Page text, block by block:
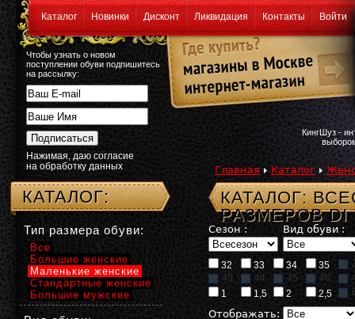
Каталог Новинки Дисконт Ликвидация Контакты Войти
Чтобы узнать о новом
поступлении обуви подпишитесь
на рассылку:
Нажимая, даю согласие
на обработку данных
КингШуз -
Главная Каталог
КАТАЛОГ:
РАЗМЕРОВ DI
Сезон : Вид обуви :
32 33 34 35
43
44 45 46
1
1,5 2 2,5
Отображать:
КАТАЛОГ:
Тип размера обуви:
Все
Большие женские
Маленькие женские
Стандартные женские
Большие мужские